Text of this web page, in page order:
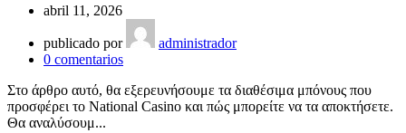
abril 11, 2026
publicado por
administrador
0 comentarios
Στο άρθρο αυτό, θα εξερευνήσουμε τα διαθέσιμα μπόνους που
προσφέρει το National Casino και πώς μπορείτε να τα αποκτήσετε.
Θα αναλύσουμ...